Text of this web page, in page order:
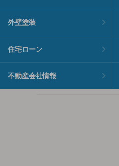
外壁塗装
住宅ローン
不動産会社情報